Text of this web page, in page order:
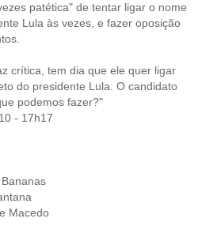
patética" de tentar ligar o nome
Lula às vezes, e fazer oposição
crítica, tem dia que ele quer ligar
do presidente Lula. O candidato
podemos fazer?"
- 17h17
Macedo